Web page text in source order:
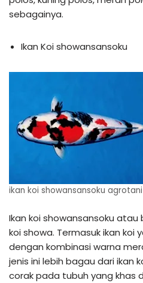
sebagainya.
Ikan Koi showansansoku
ikan koi showansansoku
Ikan koi showansansoku
koi showa. Termasuk ikan koi
dengan kombinasi warna
jenis ini lebih bagau dari ikan
corak pada tubuh yang khas